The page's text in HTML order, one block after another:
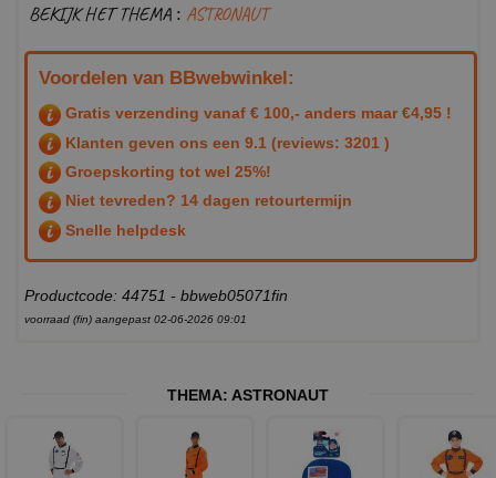
BEKIJK HET THEMA : ASTRONAUT
Voordelen van BBwebwinkel:
Gratis verzending vanaf € 100,- anders maar €4,95 !
Klanten geven ons een 9.1 (reviews: 3201 )
Groepskorting tot wel 25%!
Niet tevreden? 14 dagen retourtermijn
Snelle helpdesk
Productcode: 44751 - bbweb05071fin
voorraad (fin) aangepast 02-06-2026 09:01
THEMA: ASTRONAUT